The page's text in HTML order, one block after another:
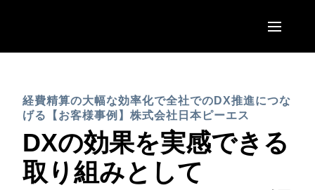
United States (English)
Canada (English)
Canada (Français)
México (Español)
EUROPE
United Kingdom (English)
France (Français)
ASIA PACIFIC
Australia (English)
経費精算の大幅な効率化で全社でのDX推進につな
げる【お客様事例】株式会社日本ピーエス
DXの効果を実感できる
取り組みとして